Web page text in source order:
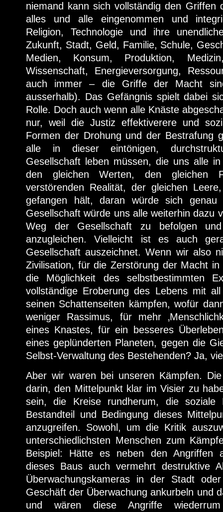
niemand kann sich vollständig den Griffen
alles und alle eingenommen und
Religion, Technologie und ihre
Zukunft, Stadt, Geld, Familie, Schule,
Medien, Konsum, Produktion,
Wissenschaft, Energieversorgung,
auch immer – die Griffe der Macht
ausserhalb). Das Gefängnis spielt dabei
Rolle. Doch auch wenn alle Knäste
nur, weil die Justiz effektiverere und
Formen der Drohung und der Bestrafung
alle in dieser eintönigen,
Gesellschaft leben müssen, die uns alle
den gleichen Werten, den gleichen
verstörenden Realität, der gleichen
gefangen hält, daran würde sich
Gesellschaft würde uns alle weiterhin dazu
Weg der Gesellschaft zu befolgen
anzugleichen. Vielleicht ist es auch
Gesellschaft auszeichnet. Wenn wir also
Zivilisation, für die Zerstörung der Macht
die Möglichkeit des selbstbestimmten
vollständige Eroberung des Lebens mit
seinen Schattenseiten kämpfen, wofür
weniger Rassimus, für mehr
eines Knastes, für ein besseres
eines geplünderten Planeten, gegen die
Selbst-Verwaltung des Bestehenden? Ja,
Aber wir waren bei unseren Kämpfen.
darin, den Mittelpunkt klar im Visier zu
sein, die Kreise rundherum, die soziale
Bestandteil und Bedingung dieses
anzugreifen. Sowohl, um die Kritik
unterschiedlichsten Menschen zum
Beispiel: Hätte es neben den Angriffen
dieses Baus auch vermehrt destruktive
Überwachungskameras in der Stadt
Geschäft der Überwachung ankurbeln und
und wären diese Angriffe